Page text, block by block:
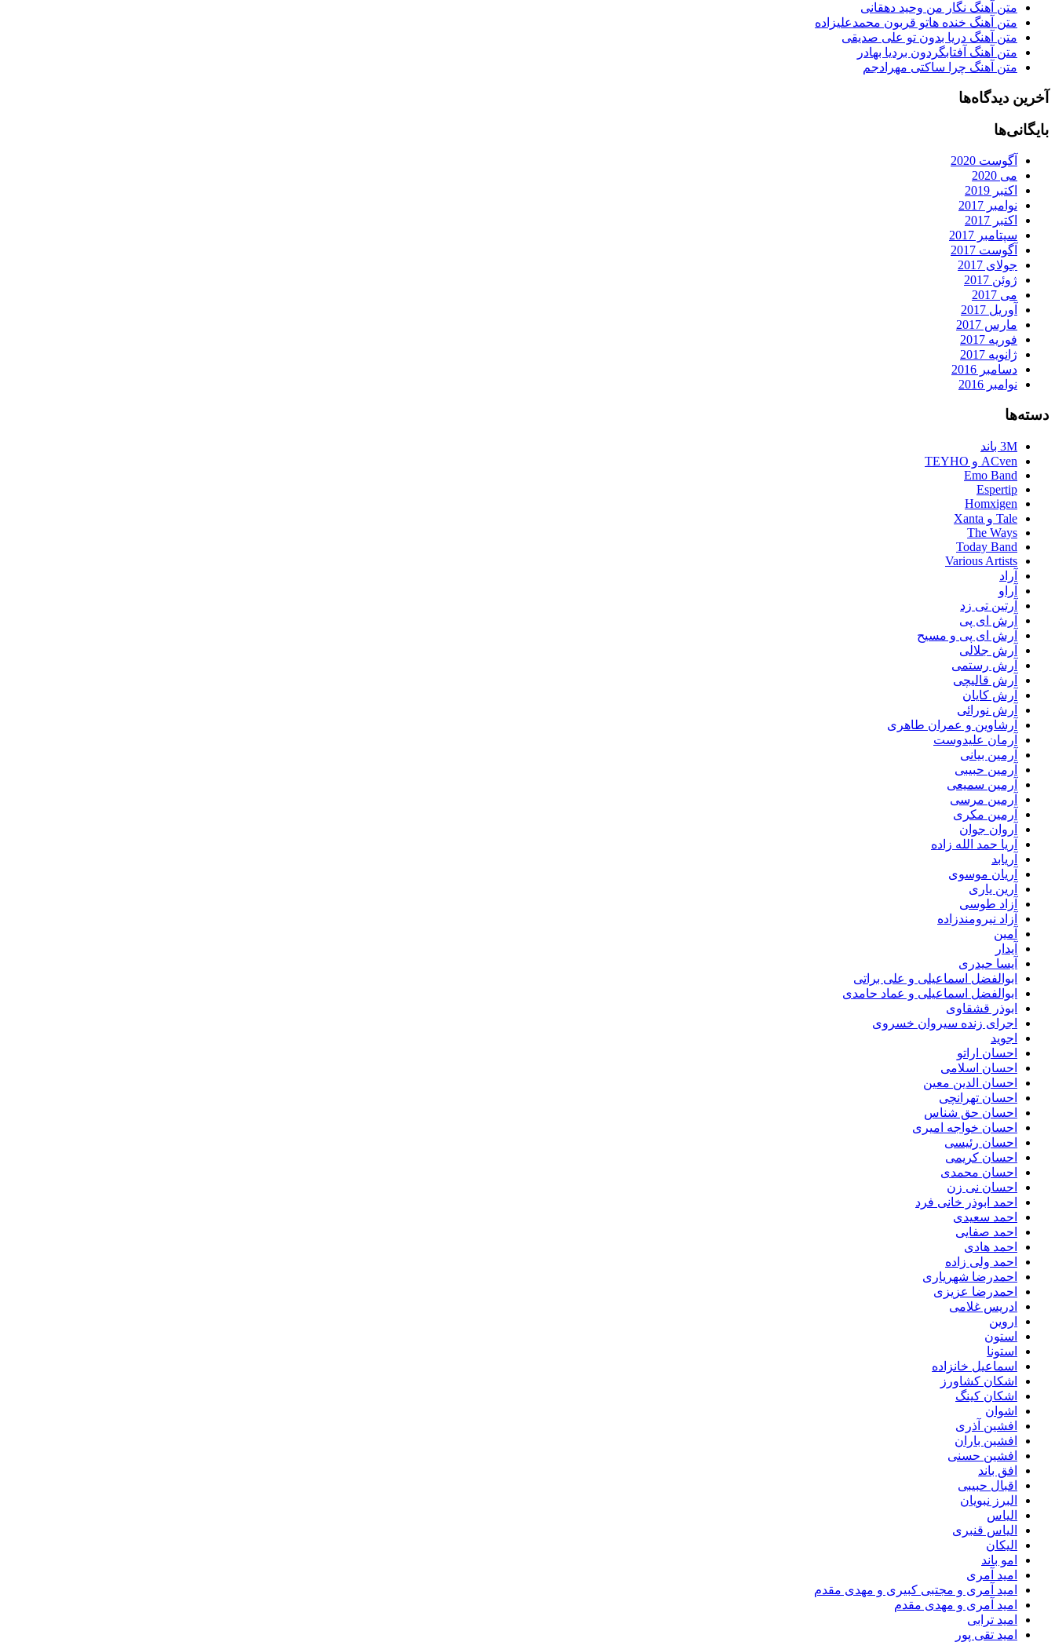
متن آهنگ نگار من وحید دهقانی
متن آهنگ خنده هاتو قربون محمدعلیزاده
متن آهنگ دریا بدون تو علی صدیقی
متن آهنگ آفتابگردون بردیا بهادر
متن آهنگ چرا ساکتی مهرادجم
آخرین دیدگاه‌ها
بایگانی‌ها
آگوست 2020
می 2020
اکتبر 2019
نوامبر 2017
اکتبر 2017
سپتامبر 2017
آگوست 2017
جولای 2017
ژوئن 2017
می 2017
آوریل 2017
مارس 2017
فوریه 2017
ژانویه 2017
دسامبر 2016
نوامبر 2016
دسته‌ها
3M باند
ACven و TEYHO
Emo Band
Espertip
Homxigen
Tale و Xanta
The Ways
Today Band
Various Artists
آراد
آراو
آرتین تی زد
آرش ای پی
آرش ای پی و مسیح
آرش جلالی
آرش رستمی
آرش قالیچی
آرش کایان
آرش نورائی
آرشاوین و عمران طاهری
آرمان علیدوست
آرمین بیانی
آرمین حبیبی
آرمین سمیعی
آرمین مرسی
آرمین مکری
آروان جوان
آریا حمد الله زاده
آریابد
آریان موسوی
آرین یاری
آزاد طوسی
آزاد نیرومندزاده
آمین
آیدار
آیسا حیدری
ابوالفضل اسماعیلی و علی براتی
ابوالفضل اسماعیلی و عماد حامدی
ابوذر قشقاوی
اجرای زنده سیروان خسروی
اجوید
احسان اراتو
احسان اسلامی
احسان الدین معین
احسان تهرانچی
احسان حق شناس
احسان خواجه امیری
احسان رئیسی
احسان کریمی
احسان محمدی
احسان نی زن
احمد ابوذر خانی فرد
احمد سعیدی
احمد صفایی
احمد هادی
احمد ولی زاده
احمدرضا شهریاری
احمدرضا عزیزی
ادریس غلامی
اروین
استون
استونا
اسماعیل خانزاده
اشکان کشاورز
اشکان کینگ
اشوان
افشین آذری
افشین باران
افشین حسنی
افق باند
اقبال حبیبی
البرز نبویان
الیاس
الیاس قنبرى
الیکان
امو باند
امید آمری
امید آمری و مجتبی کبیری و مهدى مقدم
امید آمری و مهدی مقدم
امید ترابی
امید تقی پور